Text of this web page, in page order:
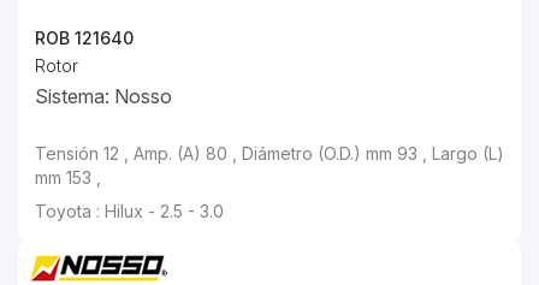
ROB 121640
Rotor
Sistema: Nosso
Tensión 12 , Amp. (A) 80 , Diámetro (O.D.) mm 93 , Largo (L)
mm 153 ,
Toyota : Hilux - 2.5 - 3.0